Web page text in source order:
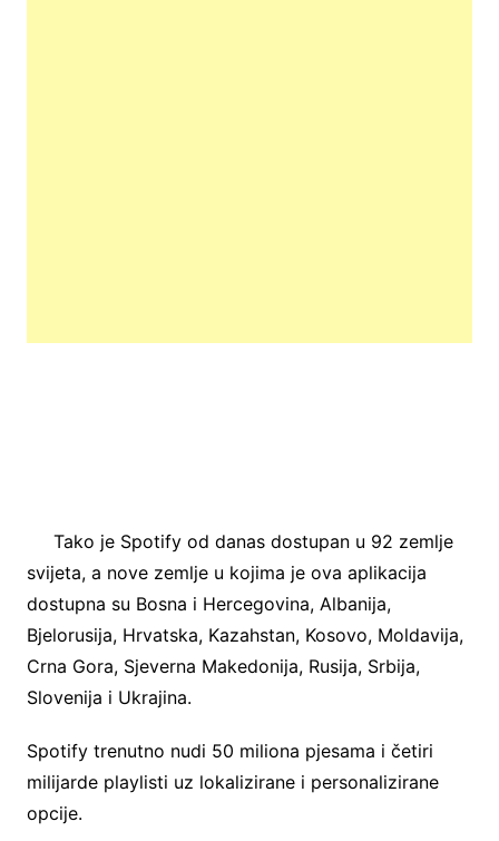
Tako je Spotify od danas dostupan u 92 zemlje
svijeta, a nove zemlje u kojima je ova aplikacija
dostupna su Bosna i Hercegovina, Albanija,
Bjelorusija, Hrvatska, Kazahstan, Kosovo, Moldavija,
Crna Gora, Sjeverna Makedonija, Rusija, Srbija,
Slovenija i Ukrajina.
Spotify trenutno nudi 50 miliona pjesama i četiri
milijarde playlisti uz lokalizirane i personalizirane
opcije.